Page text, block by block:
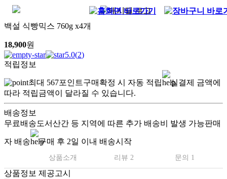
백설 식빵믹스 760g x4개
18,900원
5.0(2)
적립정보
최대 567포인트구매확정 시 자동 적립
실결제 금액에
따라 적립금액이 달라질 수 있습니다.
배송정보
무료배송도서산간 등 지역에 따른 추가 배송비 발생 가능판매
자 배송 구매 후 2일 이내 배송시작
상품소개 리뷰 2 문의 1
상품정보 제공고시